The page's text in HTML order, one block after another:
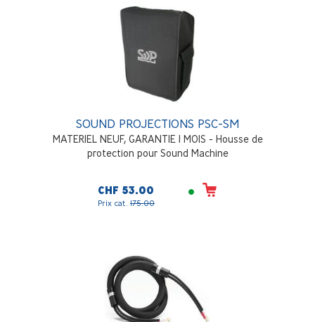
SOUND PROJECTIONS PSC-SM
MATERIEL NEUF, GARANTIE 1 MOIS - Housse de
protection pour Sound Machine
CHF 53.00
Prix cat. 175.00